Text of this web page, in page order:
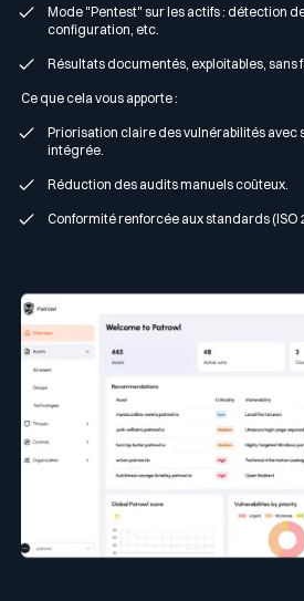
Mode "Pentest" sur les actifs : détection
configuration, etc.
Résultats documentés, exploitables, sans
Ce que cela vous apporte :
Priorisation claire des vulnérabilités
intégrée.
Réduction des audits manuels coûteux.
Conformité renforcée aux standards (ISO